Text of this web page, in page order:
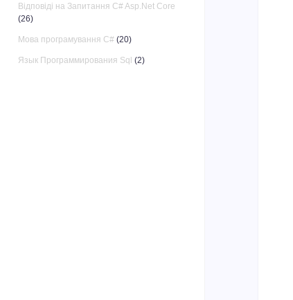
Відповіді на Запитання C# Asp.Net Core
(26)
Мова програмування C#(20)
Язык Программирования Sql (2)